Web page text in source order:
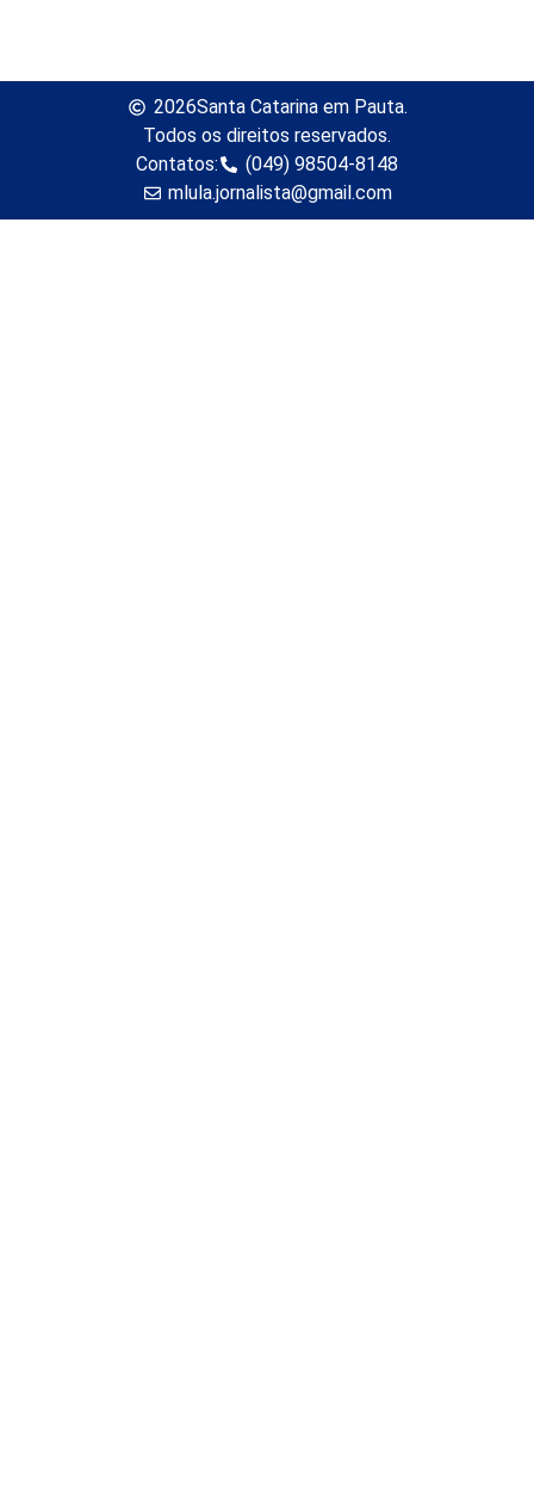
2026Santa Catarina em Pauta.
Todos os direitos reservados.
Contatos:
(049) 98504-8148
mlula.jornalista@gmail.com